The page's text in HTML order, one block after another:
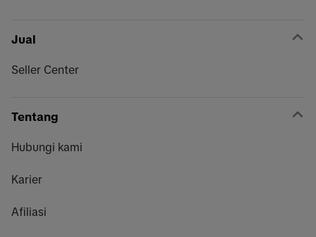
Jual
Seller Center
Tentang
Hubungi kami
Karier
Afiliasi